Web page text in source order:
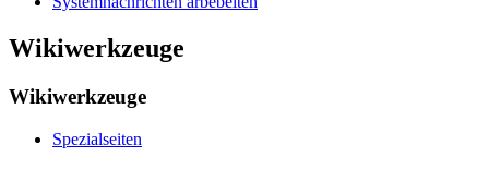
Wikiwerkzeuge
Wikiwerkzeuge
Spezialseiten